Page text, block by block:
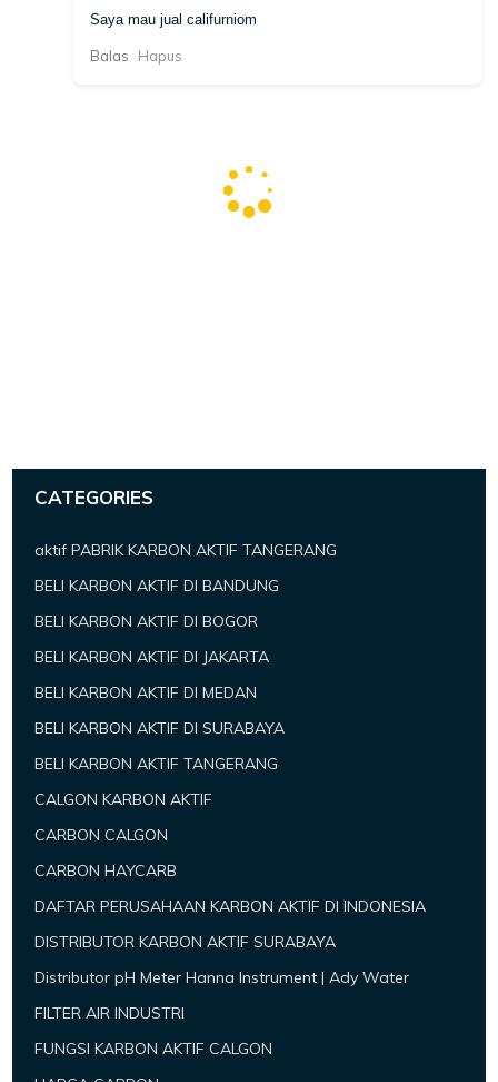
Saya mau jual califurniom
Balas Hapus
CATEGORIES
aktif PABRIK KARBON AKTIF TANGERANG
BELI KARBON AKTIF DI BANDUNG
BELI KARBON AKTIF DI BOGOR
BELI KARBON AKTIF DI JAKARTA
BELI KARBON AKTIF DI MEDAN
BELI KARBON AKTIF DI SURABAYA
BELI KARBON AKTIF TANGERANG
CALGON KARBON AKTIF
CARBON CALGON
CARBON HAYCARB
DAFTAR PERUSAHAAN KARBON AKTIF DI INDONESIA
DISTRIBUTOR KARBON AKTIF SURABAYA
Distributor pH Meter Hanna Instrument | Ady Water
FILTER AIR INDUSTRI
FUNGSI KARBON AKTIF CALGON